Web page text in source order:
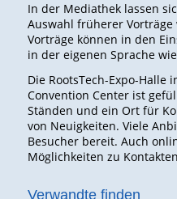
In der Mediathek lassen
Auswahl früherer
Vorträge können in den
in der eigenen Sprache
Die RootsTech-Expo-Halle
Convention Center ist
Ständen und ein Ort für
von Neuigkeiten. Viele
Besucher bereit. Auch
Möglichkeiten zu
Verwandte finden